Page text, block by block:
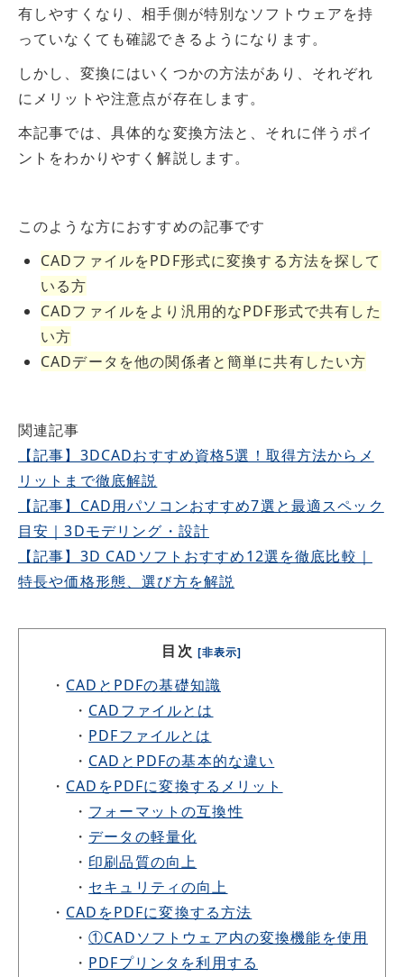
有しやすくなり、相手側が特別なソフトウェアを持
っていなくても確認できるようになります。
しかし、変換にはいくつかの方法があり、それぞれ
にメリットや注意点が存在します。
本記事では、具体的な変換方法と、それに伴うポイ
ントをわかりやすく解説します。
このような方におすすめの記事です
CADファイルをPDF形式に変換する方法を探して
いる方
CADファイルをより汎用的なPDF形式で共有した
い方
CADデータ を他の関係者と簡単に共有したい方
関連記事
【記事】3DCADおすすめ資格5選！取得方法からメ
リットまで徹底解説
【記事】CAD用パソコンおすすめ7選と最適スペック
目安｜3Dモデリング・設計
【記事】3D CADソフトおすすめ12選を徹底比較｜
特長や価格形態、選び方を解説
目次 [非表示]
・ CADとPDFの基礎知識
・ CADファイルとは
・ PDFファイルとは
・ CADとPDFの基本的な違い
・ CADをPDFに変換するメリット
・ フォーマットの互換性
・ データの軽量化
・ 印刷品質の向上
・ セキュリティの向上
・ CADをPDFに変換する方法
・①CADソフトウェア内の変換機能を使用
・ PDFプリンタを利用する